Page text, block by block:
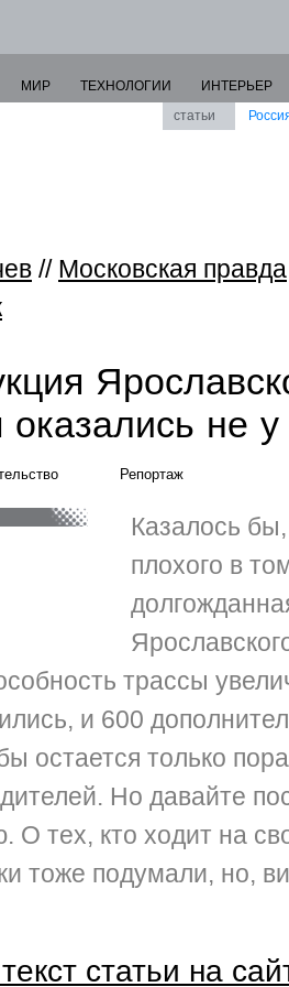
МИР ТЕХНОЛОГИИ
ИНТЕРЬЕР
статьи
// Московская правда
не
Репортаж
Казалось
плохого в
трассы
и 600
остается только
Но давайте
О тех, кто ходит на
тоже подумали, но,
статьи на